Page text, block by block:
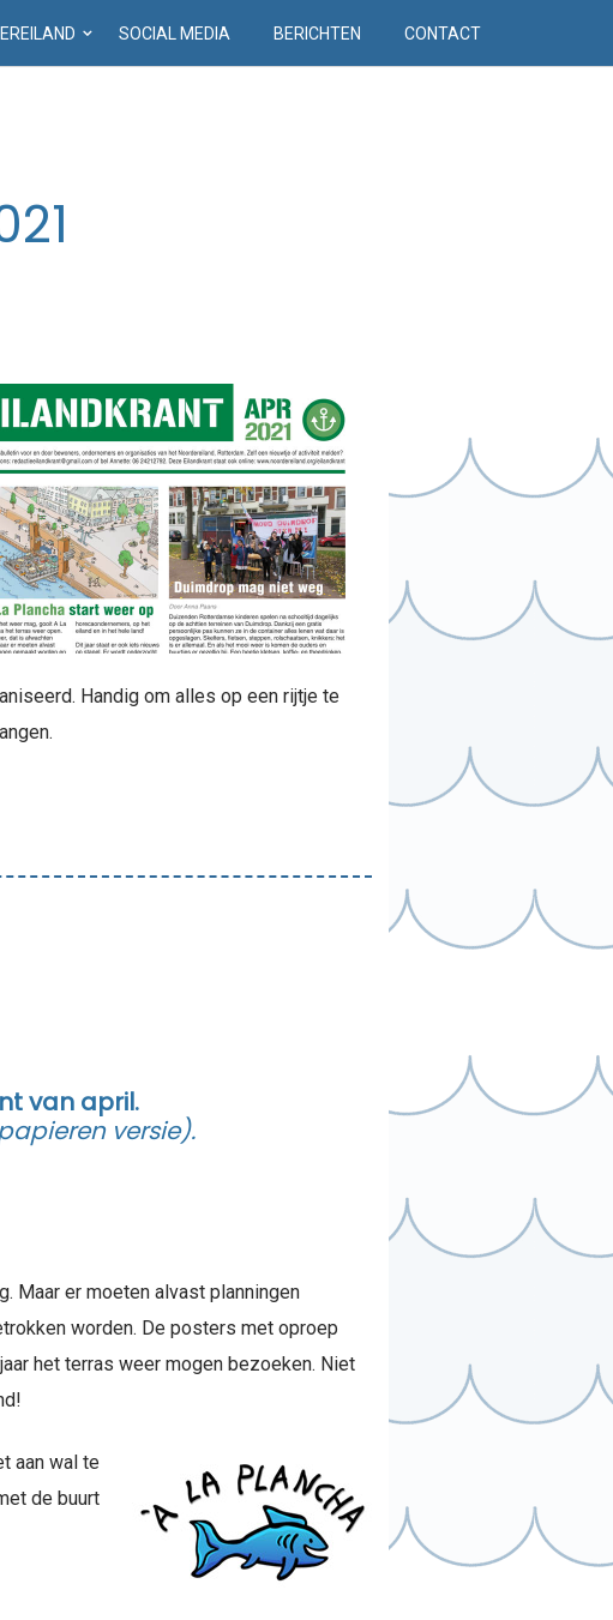
SOCIAL MEDIA BERICHTEN CONTACT
Handig om alles op een rijtje te
van april.
versie).
Maar er moeten alvast planningen
worden. De posters met oproep
het terras weer mogen bezoeken. Niet
aan wal te
de buurt